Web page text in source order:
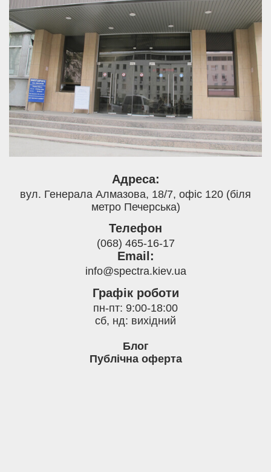
Адреса:
вул. Генерала Алмазова, 18/7, офіс 120 (біля
метро Печерська)
Телефон
(068) 465-16-17
Email:
info@spectra.kiev.ua
Графік роботи
пн-пт: 9:00-18:00
сб, нд: вихідний
Блог
Публічна оферта